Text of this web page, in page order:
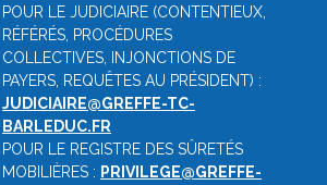
POUR LE JUDICIAIRE (CONTENTIEUX,
RÉFÉRÉS, PROCÉDURES
COLLECTIVES, INJONCTIONS DE
PAYERS, REQUÊTES AU PRÉSIDENT) :
JUDICIAIRE@GREFFE-TC-
BARLEDUC.FR
POUR LE REGISTRE DES SÛRETÉS
MOBILIÈRES : PRIVILEGE@GREFFE-